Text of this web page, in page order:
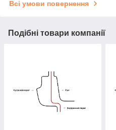
Всі умови повернення
Подібні товари компанії